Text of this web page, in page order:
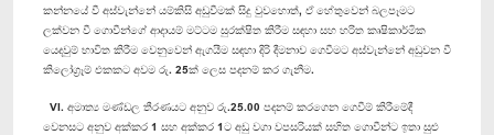
කන්නයේ වී අස්වැන්නේ යම්කිසි අඩුවීමක් සිදු වුවහොත්, ඒ හේතුවෙන් බලපෑමට
ලක්වන වී ගොවීන්ගේ ආදායම් මට්ටම සුරක්ෂිත කිරීම සඳහා සහ හරිත කෘෂිකාර්මික
යෙදවුම් භාවිත කිරීම වෙනුවෙන් ඇගයීම සඳහා දිරි දීමනාව ගෙවීමට අස්වැන්නේ අඩුවන වී
කිලෝග්‍රෑම් එකකට අවම රු. 25ක් ලෙස පදනම් කර ගැනීම.
VI. අමාත්‍ය මණ්ඩල තීරණයට අනුව රු.25.00 පදනම් කරගෙන ගෙවීම් කිරීමේදී
වෙනසට අනුව අක්කර 1 සහ අක්කර 1ට අඩු වගා වපසරියක් සහිත ගොවීන්ට ඉතා සුළු